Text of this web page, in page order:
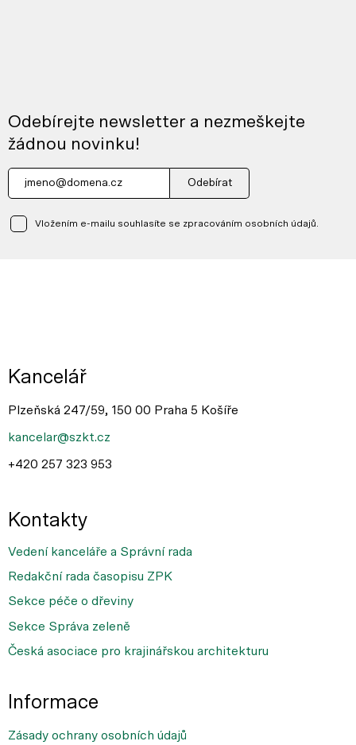
Odebírejte newsletter a nezmeškejte
žádnou novinku!
Odebírat
Vložením e-mailu souhlasíte se zpracováním osobních údajů.
Kancelář
Plzeňská 247/59, 150 00 Praha 5 Košíře
kancelar@szkt.cz
+420 257 323 953
Informace
Zásady ochrany osobních údajů
Kontakty
Vedení kanceláře a Správní rada
Redakční rada časopisu ZPK
Sekce péče o dřeviny
Sekce Správa zeleně
Česká asociace pro krajinářskou architekturu